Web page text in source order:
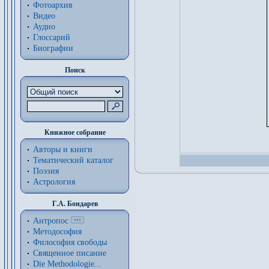
Фотоархив
Видео
Аудио
Глоссарий
Биографии
Поиск
Книжное собрание
Авторы и книги
Тематический каталог
Поэзия
Астрология
Г.А. Бондарев
Антропос
Методософия
Философия cвободы
Священное писание
Die Methodologie...